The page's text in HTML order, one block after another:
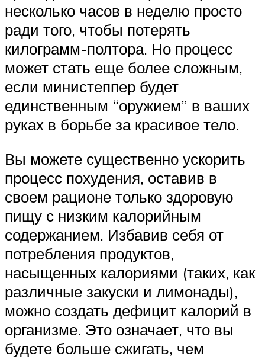
несколько часов в неделю просто
ради того, чтобы потерять
килограмм-полтора. Но процесс
может стать еще более сложным,
если министеппер будет
единственным “оружием” в ваших
руках в борьбе за красивое тело.
Вы можете существенно ускорить
процесс похудения, оставив в
своем рационе только здоровую
пищу с низким калорийным
содержанием. Избавив себя от
потребления продуктов,
насыщенных калориями (таких, как
различные закуски и лимонады),
можно создать дефицит калорий в
организме. Это означает, что вы
будете больше сжигать, чем